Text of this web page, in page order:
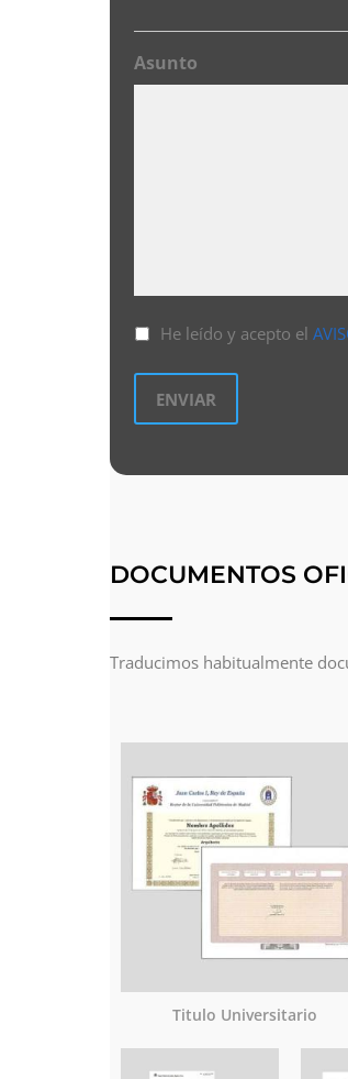
Asunto
He leído y acepto el
DOCUMENTOS
Traducimos habitualmente
Titulo Universitario